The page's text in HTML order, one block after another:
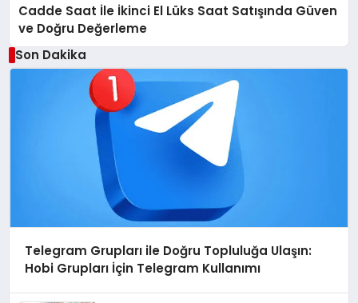
Cadde Saat İle İkinci El Lüks Saat Satışında Güven
ve Doğru Değerleme
Son Dakika
Telegram Grupları ile Doğru Topluluğa Ulaşın:
Hobi Grupları İçin Telegram Kullanımı